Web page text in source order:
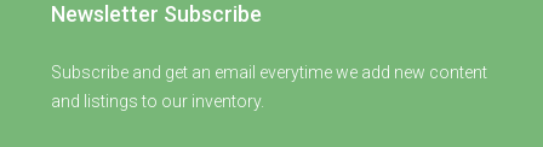
Newsletter Subscribe
Subscribe and get an email everytime we add new content
and listings to our inventory.